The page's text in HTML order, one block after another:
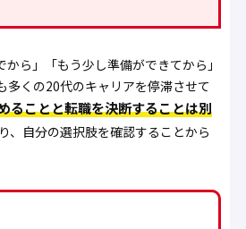
から」「もう少し準備ができてから」
くの20代のキャリアを停滞させて
ることと転職を決断することは別
、自分の選択肢を確認することから